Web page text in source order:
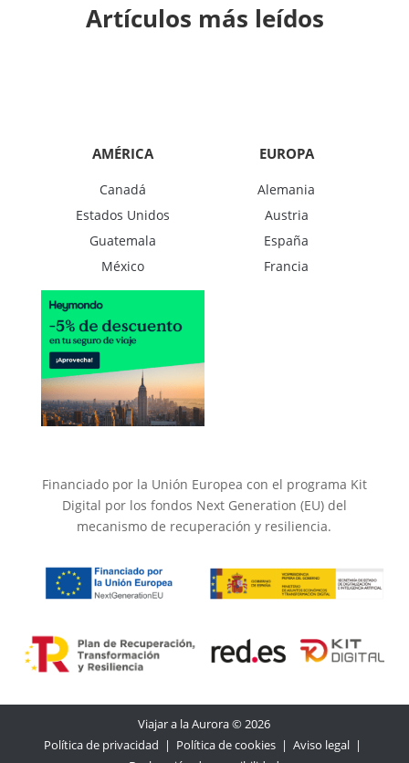
Artículos más leídos
AMÉRICA
Canadá
Estados Unidos
Guatemala
México
EUROPA
Alemania
Austria
España
Francia
Financiado por la Unión Europea con el programa Kit
Digital por los fondos Next Generation (EU) del
mecanismo de recuperación y resiliencia.
Viajar a la Aurora © 2026
Política de privacidad | Política de cookies |Aviso legal |